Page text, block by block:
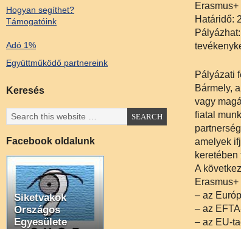
Határidő:
Pályázati
Bármely,
vagy
fiatal
amelyek
keretében
A
– az
– az
– az EU-
Hogyan segíthet?
Támogatóink
Adó 1%
Együttműködő partnereink
Keresés
Facebook oldalunk
Siketvakok
Országos
Egyesülete